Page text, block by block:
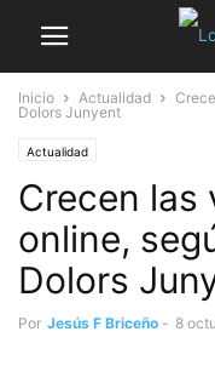
Inicio Actualidad
Dolors Junyent
Actualidad
Crecen las
online,
Dolors
Por Jesús F Briceño - 8